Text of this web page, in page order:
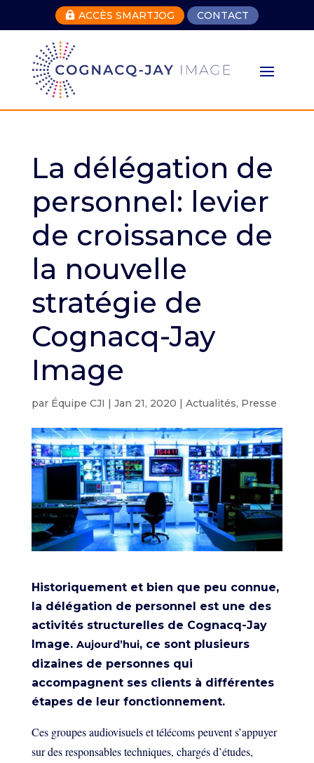
 ACCÈS SMARTJOG CONTACT
La délégation de
personnel: levier
de croissance de
la nouvelle
stratégie de
Cognacq-Jay
Image
par Équipe CJI | Jan 21, 2020 | Actualités, Presse
Historiquement et bien que peu connue,
la délégation de personnel est une des
activités structurelles de Cognacq-Jay
Image. Aujourd’hui, ce sont plusieurs
dizaines de personnes qui
accompagnent ses clients à différentes
étapes de leur fonctionnement.
Ces groupes audiovisuels et télécoms peuvent s’appuyer
sur des responsables techniques, chargés d’études,